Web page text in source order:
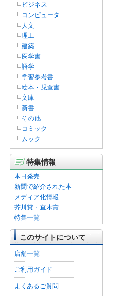
ビジネス
コンピュータ
人文
理工
建築
医学書
語学
学習参考書
絵本・児童書
文庫
新書
その他
コミック
ムック
特集情報
本日発売
新聞で紹介された本
メディア化情報
芥川賞・直木賞
特集一覧
このサイトについて
店舗一覧
ご利用ガイド
よくあるご質問